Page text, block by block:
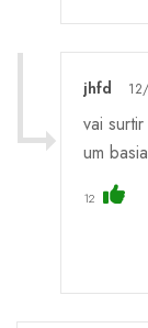
jhfd
vai
um
12